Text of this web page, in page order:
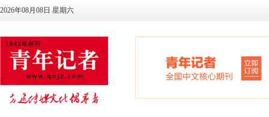
2026年08月08日 星期六